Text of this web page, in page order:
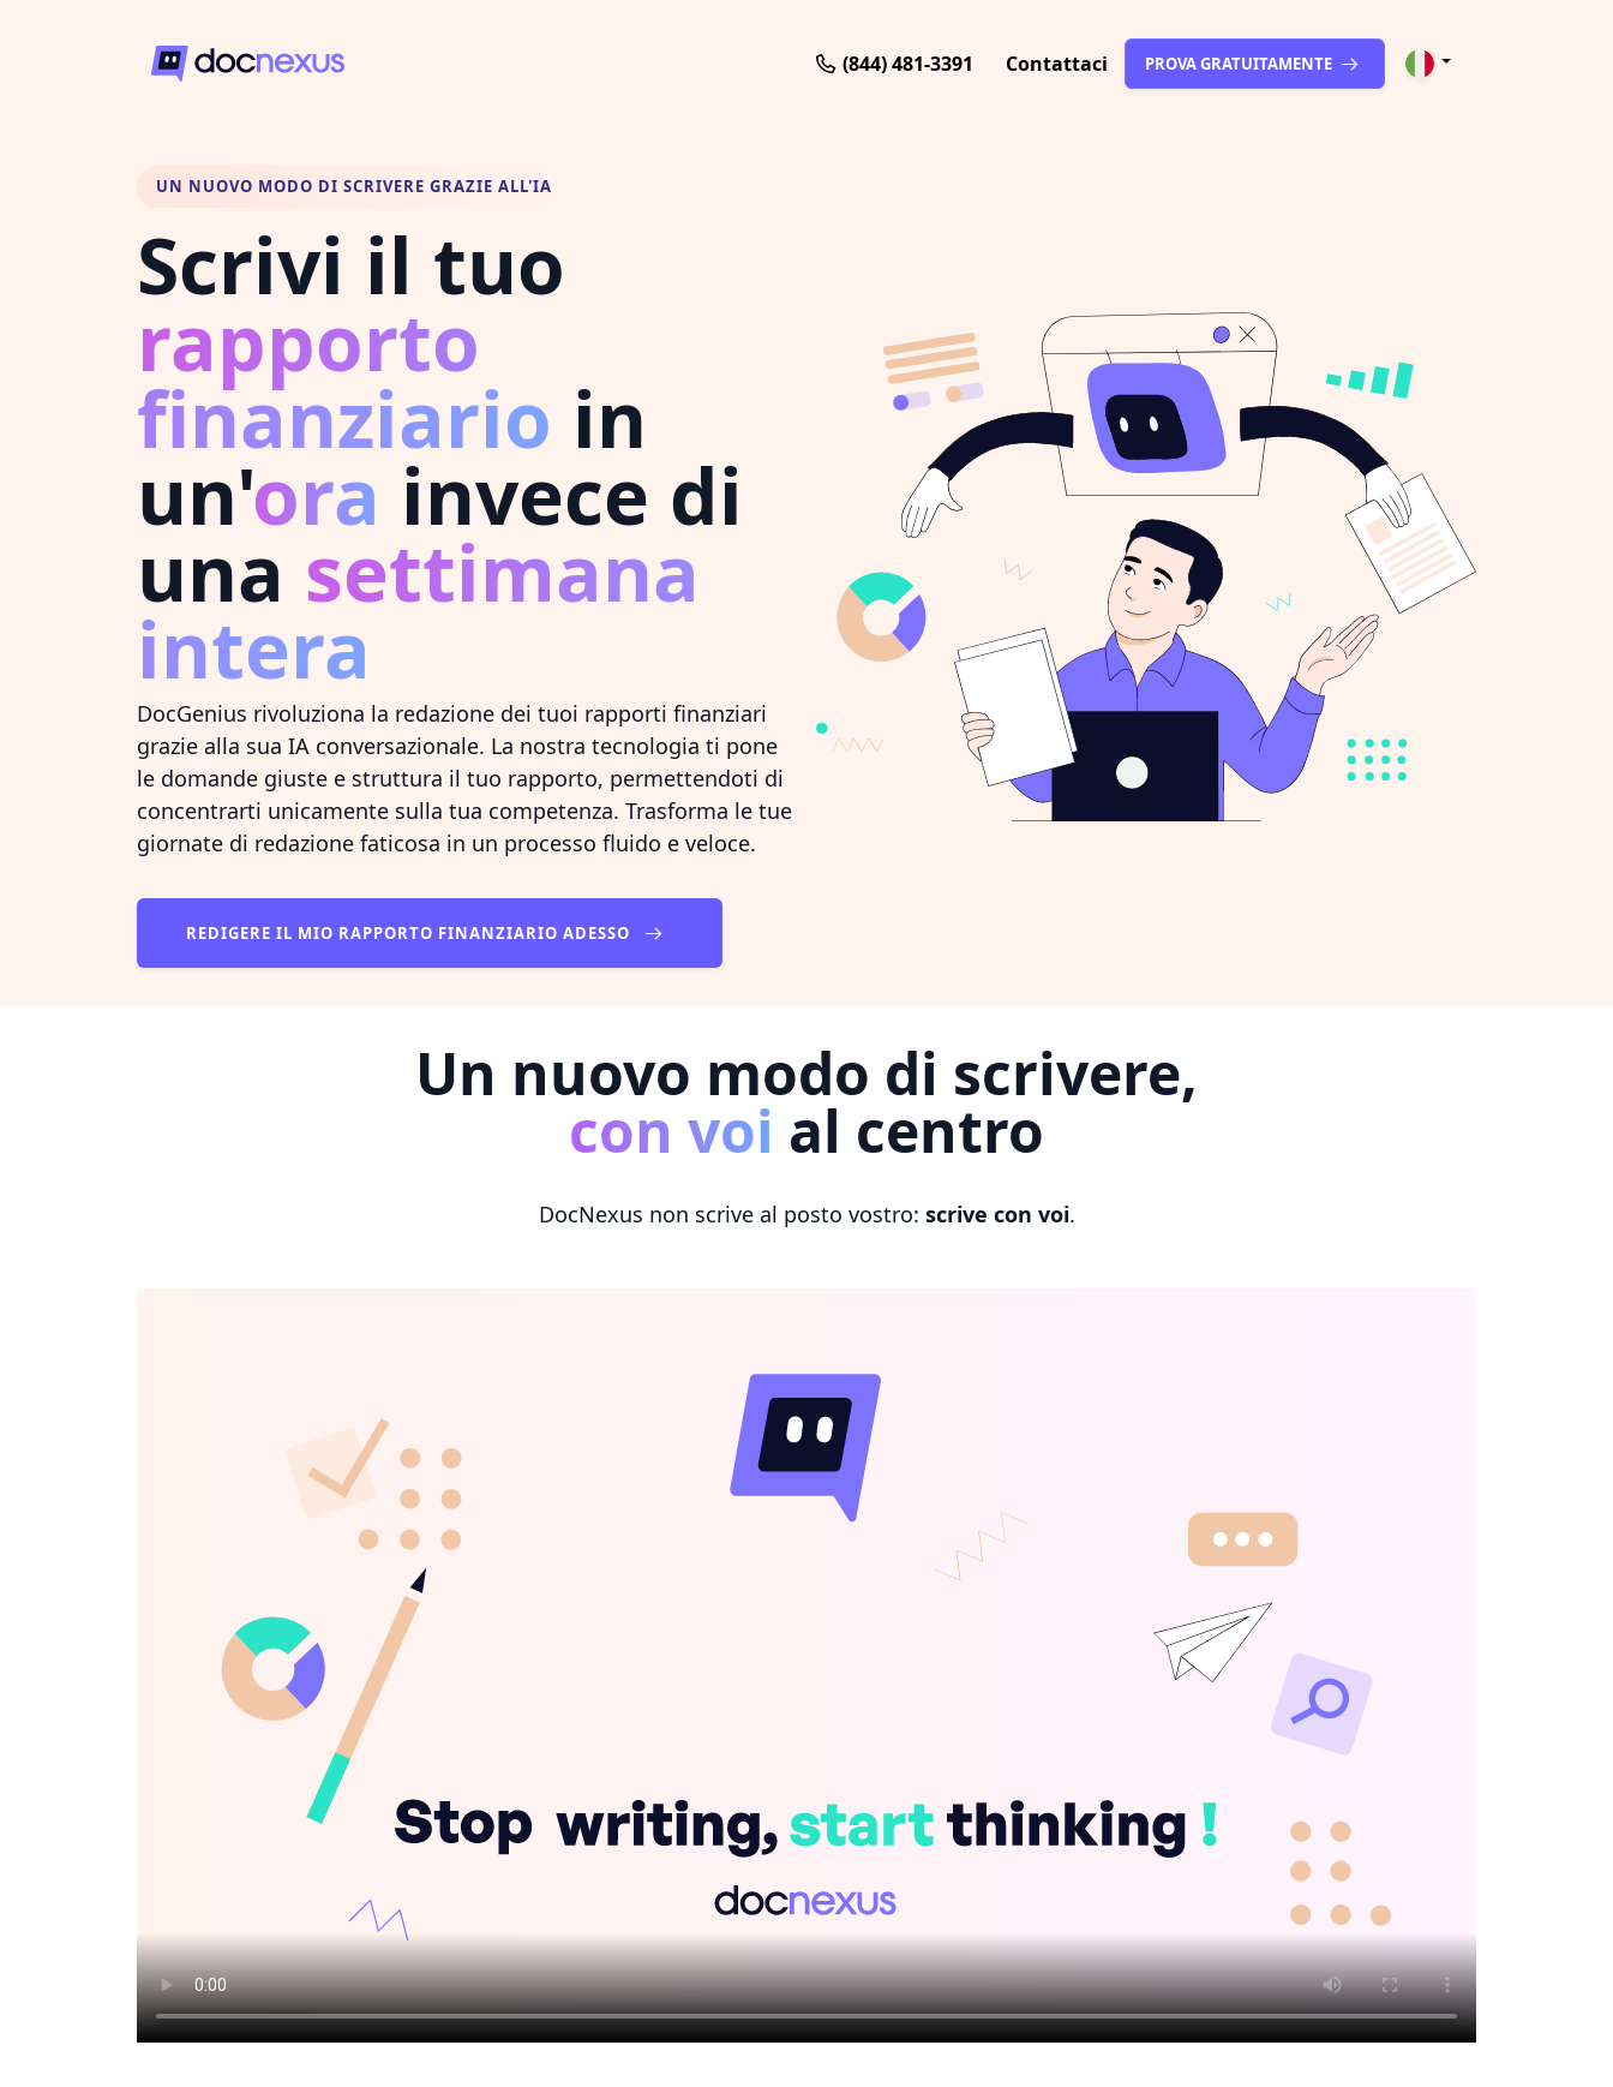
(844) 481-3391 Contattaci PROVA GRATUITAMENTE
UN NUOVO MODO DI SCRIVERE GRAZIE ALL'IA
Scrivi il tuo
rapporto
finanziario in
un'ora invece di
una settimana
intera
DocGenius rivoluziona la redazione dei tuoi rapporti finanziari
grazie alla sua IA conversazionale. La nostra tecnologia ti pone
le domande giuste e struttura il tuo rapporto, permettendoti di
concentrarti unicamente sulla tua competenza. Trasforma le tue
giornate di redazione faticosa in un processo fluido e veloce.
REDIGERE IL MIO RAPPORTO FINANZIARIO ADESSO
Un nuovo modo di scrivere,
con voi al centro
DocNexus non scrive al posto vostro: scrive con voi.